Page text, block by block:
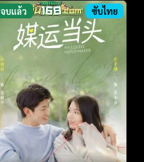
จบแล้ว ซับไทย